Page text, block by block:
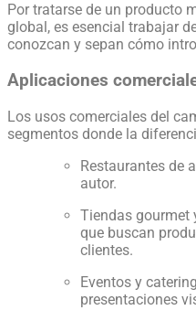
Por tratarse de un producto
global, es esencial trabajar
conozcan y sepan cómo
Aplicaciones
Los usos comerciales del
segmentos donde la
Restaurantes de
autor.
Tiendas gourmet
que buscan
clientes.
Eventos y
presentaciones